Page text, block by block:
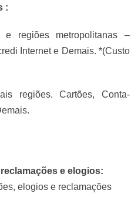
:
regiões metropolitanas –
Internet e Demais. *(Custo
regiões. Cartões, Conta-
e elogios:
elogios e reclamações